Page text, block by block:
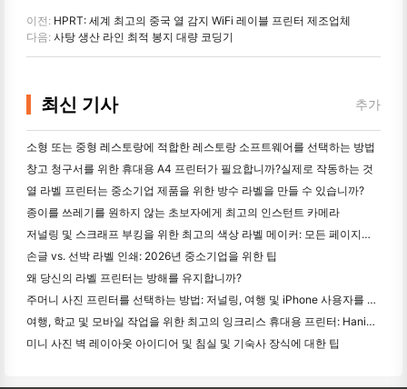
이전: HPRT: 세계 최고의 중국 열 감지 WiFi 레이블 프린터 제조업체
다음: 사탕 생산 라인 최적 봉지 대량 코딩기
최신 기사 추가
소형 또는 중형 레스토랑에 적합한 레스토랑 소프트웨어를 선택하는 방법
창고 청구서를 위한 휴대용 A4 프린터가 필요합니까?실제로 작동하는 것
열 라벨 프린터는 중소기업 제품을 위한 방수 라벨을 만들 수 있습니까?
종이를 쓰레기를 원하지 않는 초보자에게 최고의 인스턴트 카메라
저널링 및 스크래프 부킹을 위한 최고의 색상 라벨 메이커: 모든 페이지에 더 많은 색상을 추가
손글 vs. 선박 라벨 인쇄: 2026년 중소기업을 위한 팁
왜 당신의 라벨 프린터는 방해를 유지합니까?
주머니 사진 프린터를 선택하는 방법: 저널링, 여행 및 iPhone 사용자를 위한 완전한 가이드
여행, 학교 및 모바일 작업을 위한 최고의 잉크리스 휴대용 프린터: Hanin MT620 Pro 리뷰
미니 사진 벽 레이아웃 아이디어 및 침실 및 기숙사 장식에 대한 팁